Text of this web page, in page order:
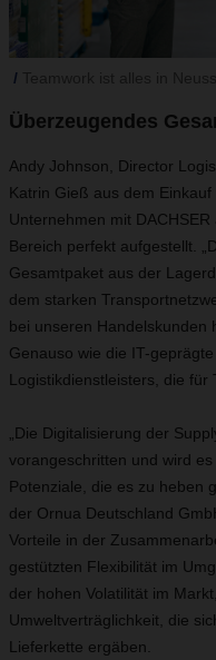
Überzeugendes
Andy Johnson, Director
Katrin Gieß aus dem
Unternehmen mit
Bereich perfekt aufgestellt.
Gesamtpaket aus der
dem starken
bei unseren Handelskunden
Genauso wie die IT-
Logistikdienstleisters, die für
„Die Digitalisierung der
vorangeschritten und wird
Potenziale, die es zu heben
der Ornua Deutschland
Vorteile in der
gestützten Flexibilität im
der hohen Volatilität im
Umweltverträglichkeit, die
Lieferkette ergäben.